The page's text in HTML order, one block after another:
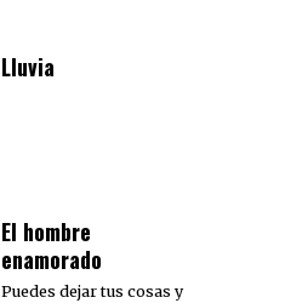
Lluvia
El hombre
enamorado
Puedes dejar tus cosas y